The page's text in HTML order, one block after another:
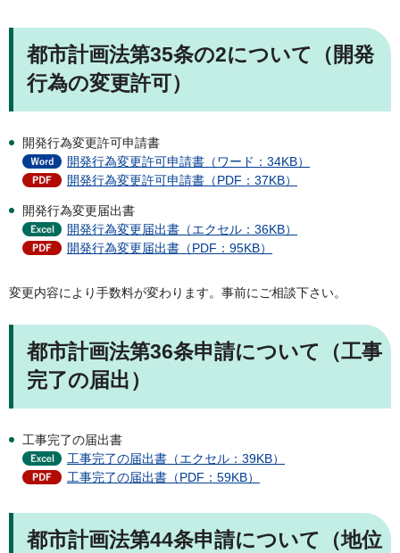
都市計画法第35条の2について（開発
行為の変更許可）
開発行為変更許可申請書
開発行為変更許可申請書（ワード：34KB）
開発行為変更許可申請書（PDF：37KB）
開発行為変更届出書
開発行為変更届出書（エクセル：36KB）
開発行為変更届出書（PDF：95KB）
変更内容により手数料が変わります。事前にご相談下さい。
都市計画法第36条申請について（工事
完了の届出）
工事完了の届出書
工事完了の届出書（エクセル：39KB）
工事完了の届出書（PDF：59KB）
都市計画法第44条申請について（地位